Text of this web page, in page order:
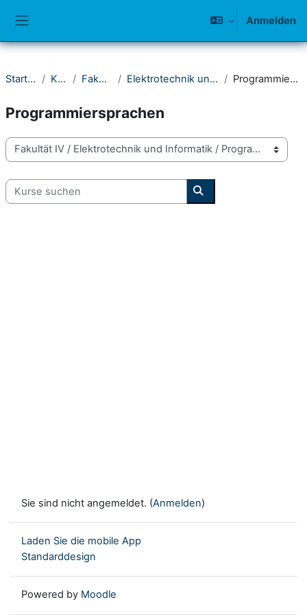
Anmelden
Startseite Kurse Fakultät IV Elektrotechnik und Informatik Programmiersprachen
Programmiersprachen
Kursbereiche
Kurse suchen
Kurse suchen
Sie sind nicht angemeldet. (Anmelden)
Laden Sie die mobile App
Standarddesign
Powered by Moodle